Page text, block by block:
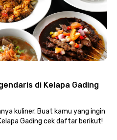
di Kelapa Gading
kuliner. Buat kamu yang ingin
Gading cek daftar berikut!